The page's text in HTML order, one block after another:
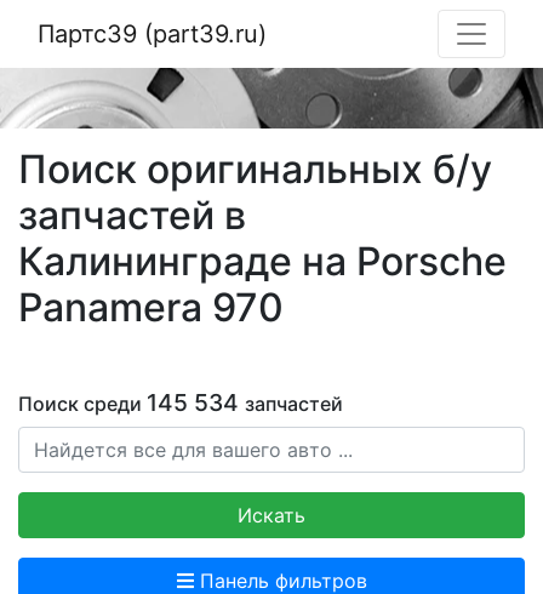
Партс39 (part39.ru)
Поиск оригинальных б/у
запчастей в
Калининграде на Porsche
Panamera 970
Поиск среди 145 534 запчастей
Искать
Панель фильтров